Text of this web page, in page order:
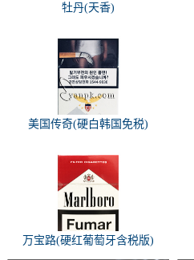
牡丹(天香)
美国传奇(硬白韩国免税)
万宝路(硬红葡萄牙含税版)